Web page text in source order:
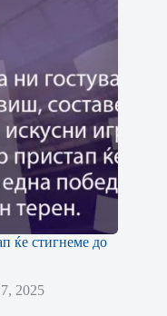
ќе стигнеме до
2025